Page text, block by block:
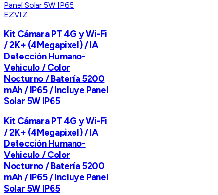
EZVIZ
Kit Cámara PT 4G y Wi-Fi
/ 2K+ (4Megapixel) / IA
Detección Humano-
Vehiculo / Color
Nocturno / Batería 5200
mAh / IP65 / Incluye Panel
Solar 5W IP65
Kit Cámara PT 4G y Wi-Fi
/ 2K+ (4Megapixel) / IA
Detección Humano-
Vehiculo / Color
Nocturno / Batería 5200
mAh / IP65 / Incluye Panel
Solar 5W IP65